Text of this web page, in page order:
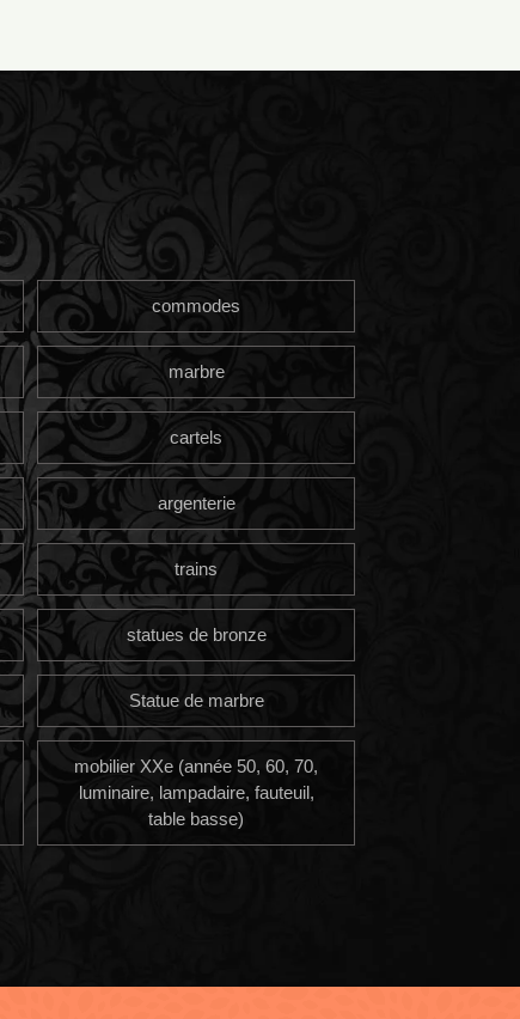
commodes
marbre
cartels
argenterie
trains
statues de bronze
Statue de marbre
mobilier XXe (année 50, 60, 70,
luminaire, lampadaire, fauteuil,
table basse)